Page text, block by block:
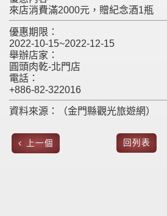
來店消費滿2000元，贈紀念酒1瓶
優惠期限：
2022-10-15~2022-12-15
舉辦店家：
圓頭肉乾-北門店
電話：
+886-82-322016
資料來源：（金門縣觀光旅遊網）
上一個 回列表